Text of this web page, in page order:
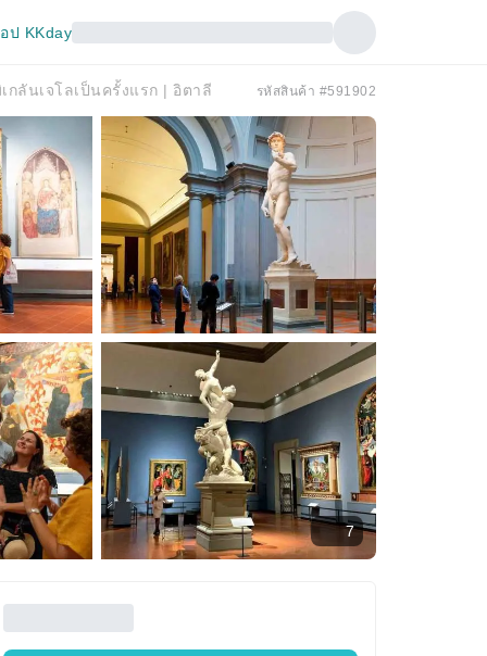
ป KKday
ลันเจโลเป็นครั้งแรก | อิตาลี รหัสสินค้า #591902
7